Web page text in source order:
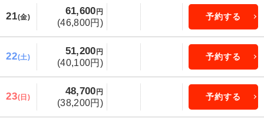
21(金)
61,600 円
(46,800円)
予約する
22(土)
51,200 円
(40,100円)
予約する
23(日)
48,700 円
(38,200円)
予約する